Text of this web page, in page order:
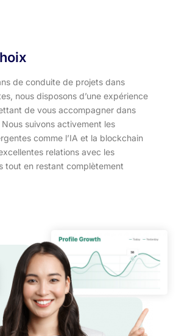
de conduite de projets dans
nous disposons d’une expérience
de vous accompagner dans
suivons activement les
comme l’IA et la blockchain
relations avec les
tout en restant complètement